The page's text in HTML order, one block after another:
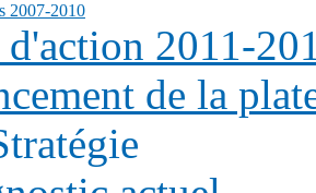
2007-2010
d'action 2011-
de la